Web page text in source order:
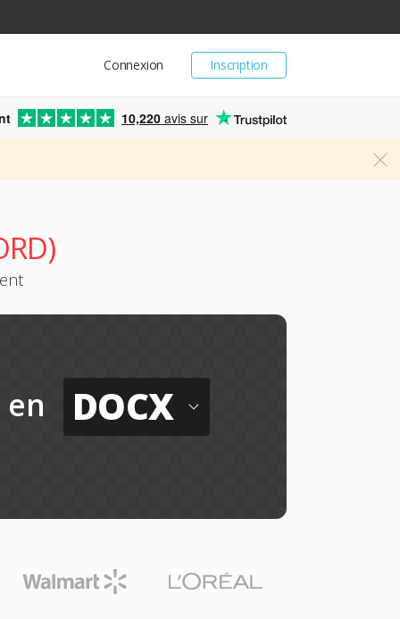
Inscription
Connexion
10,220 avis sur
en DOCX